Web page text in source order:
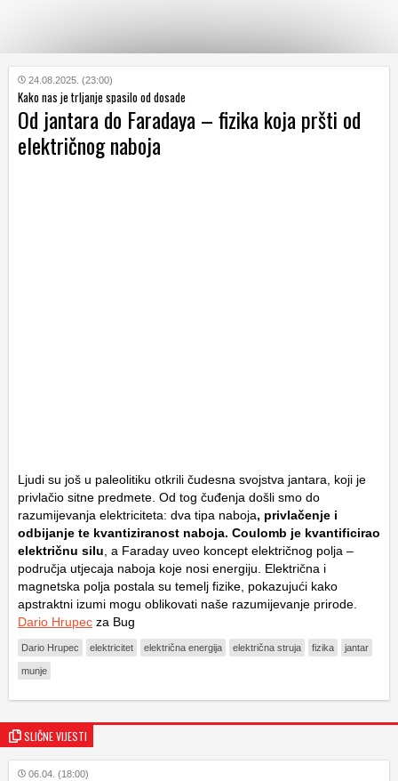
KATEGORIJE
HRVATSKI
WEB
24.08.2025. (23:00)
Kako nas je trljanje spasilo od dosade
Od jantara do Faradaya – fizika koja pršti od
električnog naboja
Ljudi su još u paleolitiku otkrili čudesna svojstva jantara, koji je
privlačio sitne predmete. Od tog čuđenja došli smo do
razumijevanja elektriciteta: dva tipa naboja, privlačenje i
odbijanje te kvantiziranost naboja. Coulomb je kvantificirao
električnu silu , a Faraday uveo koncept električnog polja –
područja utjecaja naboja koje nosi energiju. Električna i
magnetska polja postala su temelj fizike, pokazujući kako
apstraktni izumi mogu oblikovati naše razumijevanje prirode.
Dario Hrupec za Bug
Dario Hrupec elektricitet električna energija električna struja fizika jantar
munje
SLIČNE VIJESTI
06.04. (18:00)